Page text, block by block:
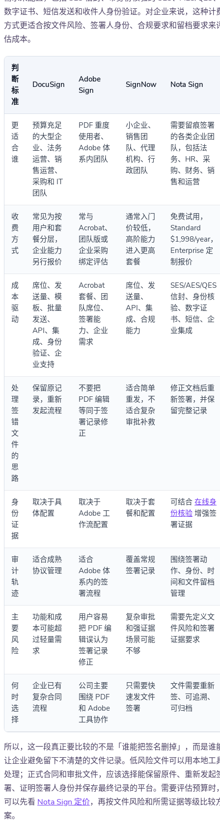
数字证书、短信发送和收件人身份验证。对企业来说，这种计
方式更适合按文件风险、签署人身份、合规要求和留档要求来
估成本。
判
断
标
准
DocuSign
Adobe
Sign
SignNow Nota Sign
更
适
合
谁
预算充足
的大型企
业、法务
运营、销
售运营、
采购和 IT
团队
PDF 重度
使用者、
Adobe 体
系内团队
小企业、
销售团
队、代理
机构、行
政团队
需要留痕签署
的各类企业团
队，包括法
务、HR、采
购、财务、销
售和运营
收
费
方
式
常见为按
用户和套
餐分层，
企业能力
另行报价
常与
Acrobat、
团队版或
企业采购
绑定评估
通常入门
价较低，
高阶能力
进入更高
套餐
免费试用，
Standard
$1,998/year，
Enterprise 定
制报价
成
本
驱
动
席位、发
送量、模
板、批量
发送、
API、集
成、身份
验证、企
业支持
Acrobat
套餐、团
队席位、
签署能
力、企业
需求
席位、发
送量、
API、集
成、合规
能力
SES/AES/QES
信封、身份核
验、数字证
书、短信、企
业集成
处
理
签
错
文
件
的
思
路
保留原记
录，重新
发起流程
不要把
PDF 编辑
等同于签
署记录修
正
适合简单
重发，不
适合复杂
审批补救
修正文档后重
新签署，并保
留完整记录
身
份
证
据
取决于具
体配置
取决于
Adobe 工
作流配置
取决于套
餐和配置
可结合 在线身
份核验 增强签
署证据
审
计
轨
迹
适合成熟
协议管理
适合
Adobe 体
系内的签
署流程
覆盖常规
签署记录
围绕签署动
作、身份、时
间和文件留档
管理
主
要
风
险
功能和成
本可能超
过轻量需
求
用户容易
把 PDF 编
辑误认为
签署记录
修正
复杂审批
和强证据
场景可能
不够
需要先定义文
件风险和签署
证据要求
何
时
选
择
企业已有
复杂合同
流程
公司主要
围绕 PDF
和 Adobe
工具协作
只需要快
速发文件
签署
文件需要重新
签、可追溯、
可归档
所以，这一段真正要比较的不是「谁能把签名删掉」，而是谁
让企业避免留下不清楚的文件记录。低风险文件可以用本地工
处理；正式合同和审批文件，应该选择能保留原件、重新发起
署、证明签署人身份并保存最终记录的平台。需要评估预算时
可以先看 Nota Sign 定价，再按文件风险和所需证据等级比较
案。